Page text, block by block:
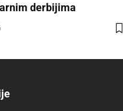
derbijima